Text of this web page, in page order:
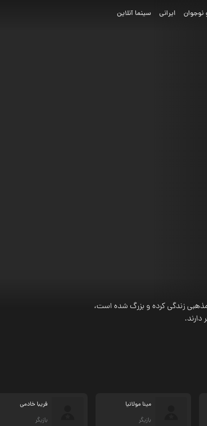
ایرانی سینما آنلاین
زندگی کرده و بزرگ شده است،
دارند.
مینا مولانیا
بازیگر
فریبا خادمی
بازیگر